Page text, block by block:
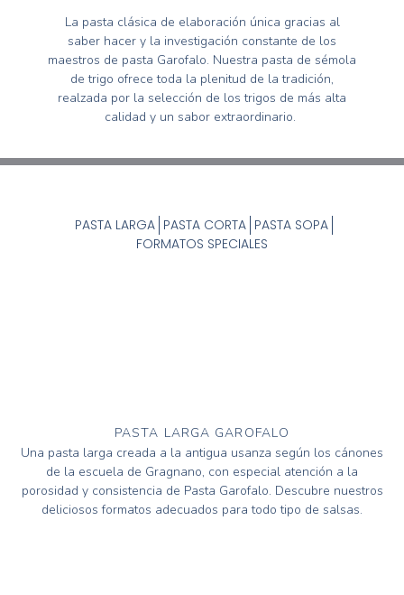
La pasta clásica de elaboración única gracias al
saber hacer y la investigación constante de los
maestros de pasta Garofalo. Nuestra pasta de sémola
de trigo ofrece toda la plenitud de la tradición,
realzada por la selección de los trigos de más alta
calidad y un sabor extraordinario.
PASTA LARGA PASTA CORTA PASTA SOPA
FORMATOS SPECIALES
PASTA LARGA GAROFALO
Una pasta larga creada a la antigua usanza según los cánones
de la escuela de Gragnano, con especial atención a la
porosidad y consistencia de Pasta Garofalo. Descubre nuestros
deliciosos formatos adecuados para todo tipo de salsas.